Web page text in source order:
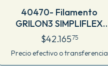
40470- Filamento
GRILON3 SIMPLIFLEX
07_VERDE 1.75 MM X 1 KG
M13IVR175CJ
$42.16575
Precio efectivo o transferencia